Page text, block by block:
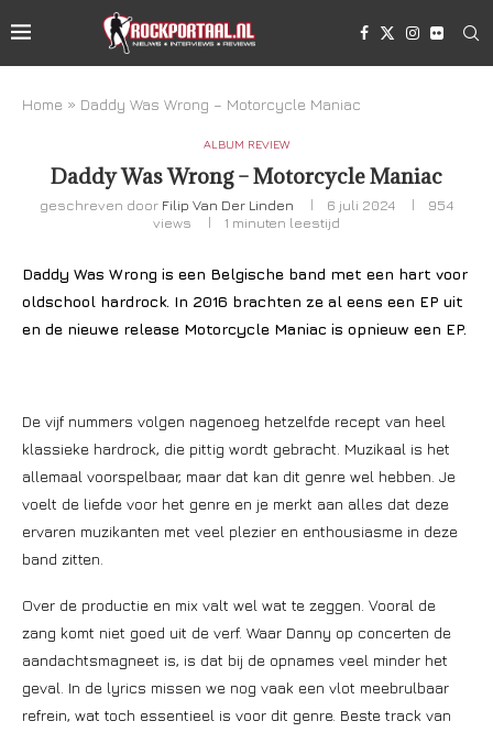
Home » Daddy Was Wrong – Motorcycle Maniac
ALBUM REVIEW
Daddy Was Wrong – Motorcycle Maniac
geschreven door Filip Van Der Linden 6 juli 2024
954
views
1 minuten leestijd
Daddy Was Wrong is een Belgische band met een hart voor
oldschool hardrock. In 2016 brachten ze al eens een EP uit
en de nieuwe release Motorcycle Maniac is opnieuw een EP.
De vijf nummers volgen nagenoeg hetzelfde recept van heel
klassieke hardrock, die pittig wordt gebracht. Muzikaal is het
allemaal voorspelbaar, maar dat kan dit genre wel hebben. Je
voelt de liefde voor het genre en je merkt aan alles dat deze
ervaren muzikanten met veel plezier en enthousiasme in deze
band zitten.
Over de productie en mix valt wel wat te zeggen. Vooral de
zang komt niet goed uit de verf. Waar Danny op concerten de
aandachtsmagneet is, is dat bij de opnames veel minder het
geval. In de lyrics missen we nog vaak een vlot meebrulbaar
refrein, wat toch essentieel is voor dit genre. Beste track van